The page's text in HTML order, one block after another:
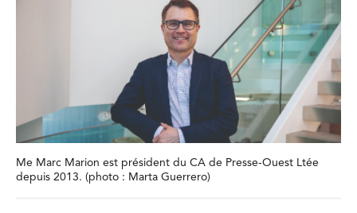
Me Marc Marion est président du CA de Presse-Ouest Ltée
depuis 2013. (photo : Marta Guerrero)